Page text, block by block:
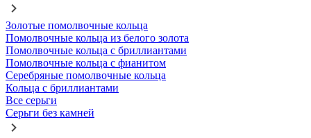
Золотые помолвочные кольца
Помолвочные кольца из белого золота
Помолвочные кольца с бриллиантами
Помолвочные кольца с фианитом
Серебряные помолвочные кольца
Кольца с бриллиантами
Все серьги
Серьги без камней